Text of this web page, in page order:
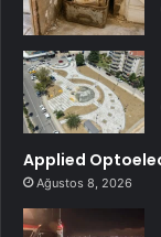
Applied
Ağustos 8, 2026